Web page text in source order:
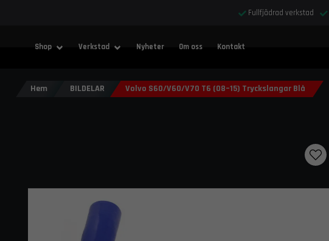
Fullfjädrad verkstad
Shop Verkstad Nyheter Om oss Kontakt
Hem BILDELAR Volvo S60/V60/V70 T6 (08–15) Tryckslangar Blå